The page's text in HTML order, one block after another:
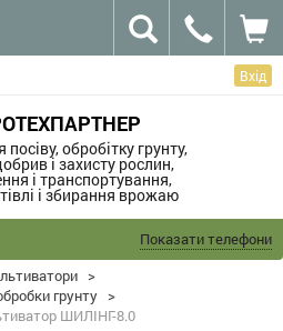
Вхід
посіву, обробітку грунту,
і захисту рослин,
і транспортування,
і збирання врожаю
Показати телефони
>
грунту >
ШИЛІНГ-8.0